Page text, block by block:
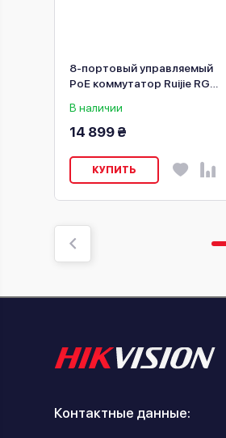
8-портовый управляемый
PoE коммутатор Ruijie RG-
В наличии
14 899 ₴
КУПИТЬ
Контактные данные: